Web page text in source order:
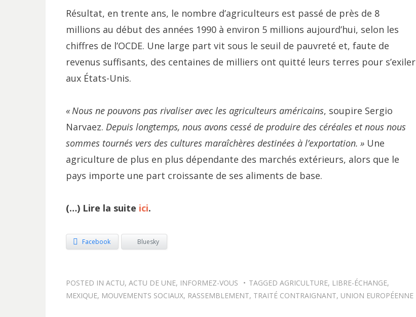
Résultat, en trente ans, le nombre d’agriculteurs est passé de près de 8
millions au début des années 1990 à environ 5 millions aujourd’hui, selon les
chiffres de l’OCDE. Une large part vit sous le seuil de pauvreté et, faute de
revenus suffisants, des centaines de milliers ont quitté leurs terres pour s’exiler
aux États-Unis.
«Nous ne pouvons pas rivaliser avec les agriculteurs américains, soupire Sergio
Narvaez. Depuis longtemps, nous avons cessé de produire des céréales et nous nous
sommes tournés vers des cultures maraîchères destinées à l’exportation. »Une
agriculture de plus en plus dépendante des marchés extérieurs, alors que le
pays importe une part croissante de ses aliments de base.
(…) Lire la suite ici.
Facebook Bluesky
POSTED IN ACTU, ACTU DE UNE, INFORMEZ-VOUS TAGGED AGRICULTURE, LIBRE-ÉCHANGE,
MEXIQUE, MOUVEMENTS SOCIAUX, RASSEMBLEMENT, TRAITÉ CONTRAIGNANT, UNION EUROPÉENNE